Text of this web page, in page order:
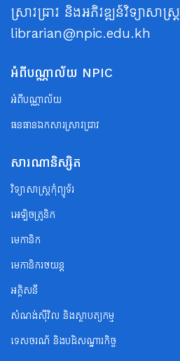
ស្រាវជ្រាវ និងអភិវឌ្ឍន៍វិទ្យាសាស្ត្រ
librarian@npic.edu.kh
អំពីបណ្ណាល័យ NPIC
អំពីបណ្ណាល័យ
ធនធានឯកសារស្រាវជ្រាវ
សារណានិស្សិត
វិទ្យាសាស្ត្រកុំព្យូទ័រ
អេឡិចត្រូនិក
មេកានិក
មេកានិករថយន្ត
អគ្គិសនី
សំណង់ស៊ីវិល និងស្ថាបត្យកម្ម
ទេសចរណ័ និងបដិសណ្ឋារកិច្ច